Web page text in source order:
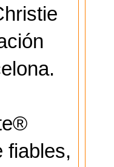
fiables,